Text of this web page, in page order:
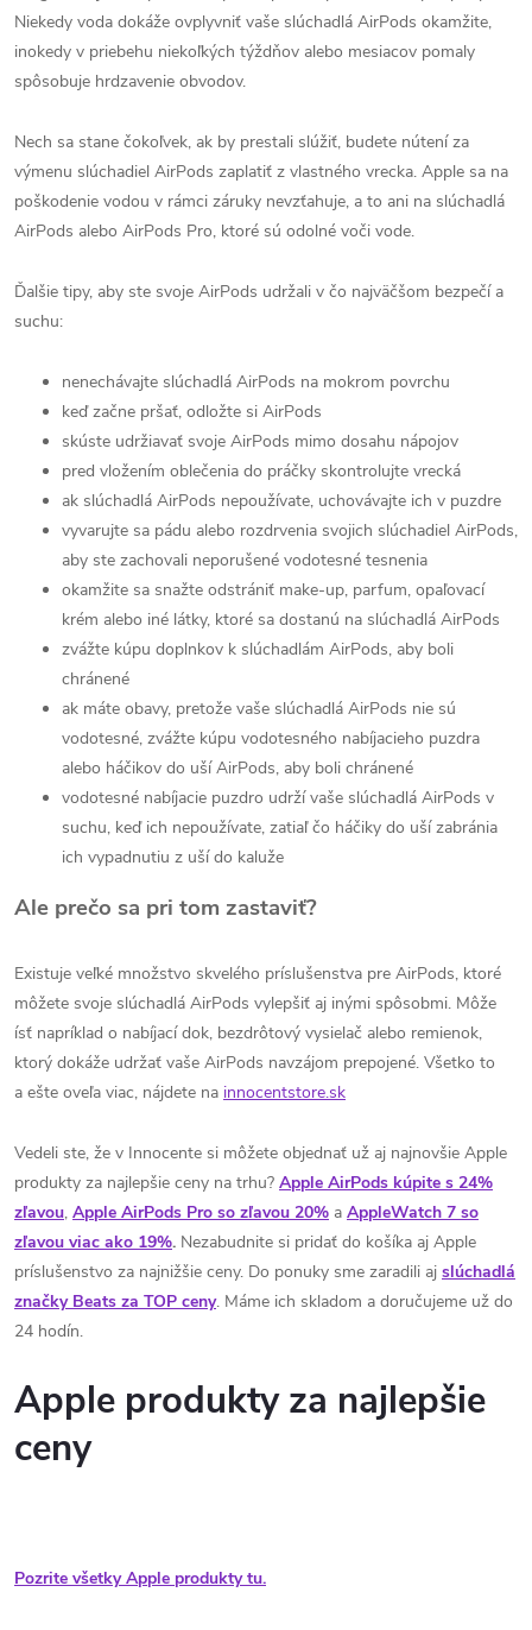
Niekedy voda dokáže ovplyvniť vaše slúchadlá AirPods okamžite,
inokedy v priebehu niekoľkých týždňov alebo mesiacov pomaly
spôsobuje hrdzavenie obvodov.
Nech sa stane čokoľvek, ak by prestali slúžiť, budete nútení za
výmenu slúchadiel AirPods zaplatiť z vlastného vrecka. Apple sa na
poškodenie vodou v rámci záruky nevzťahuje, a to ani na slúchadlá
AirPods alebo AirPods Pro, ktoré sú odolné voči vode.
Ďalšie tipy, aby ste svoje AirPods udržali v čo najväčšom bezpečí a
suchu:
nenechávajte slúchadlá AirPods na mokrom povrchu
keď začne pršať, odložte si AirPods
skúste udržiavať svoje AirPods mimo dosahu nápojov
pred vložením oblečenia do práčky skontrolujte vrecká
ak slúchadlá AirPods nepoužívate, uchovávajte ich v puzdre
vyvarujte sa pádu alebo rozdrvenia svojich slúchadiel AirPods,
aby ste zachovali neporušené vodotesné tesnenia
okamžite sa snažte odstrániť make-up, parfum, opaľovací
krém alebo iné látky, ktoré sa dostanú na slúchadlá AirPods
zvážte kúpu doplnkov k slúchadlám AirPods, aby boli
chránené
ak máte obavy, pretože vaše slúchadlá AirPods nie sú
vodotesné, zvážte kúpu vodotesného nabíjacieho puzdra
alebo háčikov do uší AirPods, aby boli chránené
vodotesné nabíjacie puzdro udrží vaše slúchadlá AirPods v
suchu, keď ich nepoužívate, zatiaľ čo háčiky do uší zabránia
ich vypadnutiu z uší do kaluže
Ale prečo sa pri tom zastaviť?
Existuje veľké množstvo skvelého príslušenstva pre AirPods, ktoré
môžete svoje slúchadlá AirPods vylepšiť aj inými spôsobmi. Môže
ísť napríklad o nabíjací dok, bezdrôtový vysielač alebo remienok,
ktorý dokáže udržať vaše AirPods navzájom prepojené. Všetko to
a ešte oveľa viac, nájdete na innocentstore.sk
Vedeli ste, že v Innocente si môžete objednať už aj najnovšie Apple
produkty za najlepšie ceny na trhu? Apple AirPods kúpite s 24%
zľavou, Apple AirPods Pro so zľavou 20% a AppleWatch 7 so
zľavou viac ako 19%. Nezabudnite si pridať do košíka aj Apple
príslušenstvo za najnižšie ceny. Do ponuky sme zaradili aj slúchadlá
značky Beats za TOP ceny. Máme ich skladom a doručujeme už do
24 hodín.
Apple produkty za najlepšie
ceny
Pozrite všetky Apple produkty tu.